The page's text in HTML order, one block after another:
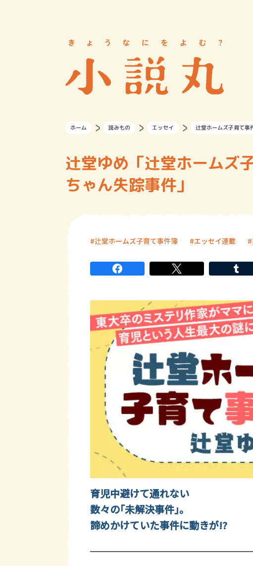
ホーム 読みもの エッセイ 辻堂ホームズ子育て事
辻堂ゆめ「辻堂ホームズ
ちゃん失踪事件」
辻堂ホームズ子育て事件簿 エッセイ連載
育児中避けて通れない
数々の｢未解決事件｣。
諦めかけていた事件に動きが!?